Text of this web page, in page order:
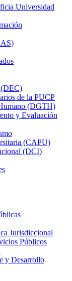
Universidad
de la PUCP
(DGTH)
y Evaluación
(CAPU)
(DCI)
Jurisdiccional
Públicos
y Desarrollo